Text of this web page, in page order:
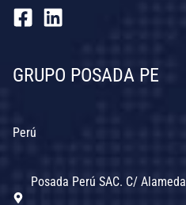
GRUPO POSADA PE
Perú
Posada Perú SAC. C/